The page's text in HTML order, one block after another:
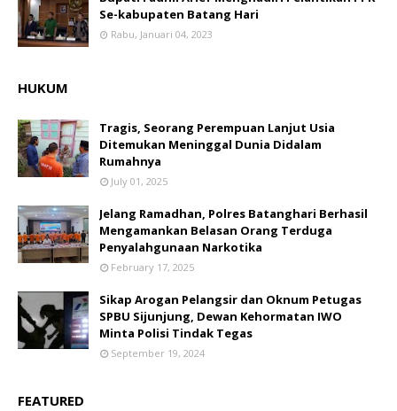
Se-kabupaten Batang Hari
Rabu, Januari 04, 2023
HUKUM
Tragis, Seorang Perempuan Lanjut Usia
Ditemukan Meninggal Dunia Didalam
Rumahnya
July 01, 2025
Jelang Ramadhan, Polres Batanghari Berhasil
Mengamankan Belasan Orang Terduga
Penyalahgunaan Narkotika
February 17, 2025
Sikap Arogan Pelangsir dan Oknum Petugas
SPBU Sijunjung, Dewan Kehormatan IWO
Minta Polisi Tindak Tegas
September 19, 2024
FEATURED